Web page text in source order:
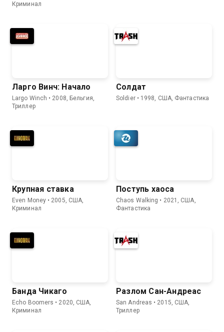
Криминал
Ларго Винч: Начало
Largo Winch • 2008, Бельгия,
Триллер
Солдат
Soldier • 1998, США, Фантастика
Крупная ставка
Even Money • 2005, США,
Криминал
Поступь хаоса
Chaos Walking • 2021, США,
Фантастика
Банда Чикаго
Echo Boomers • 2020, США,
Криминал
Разлом Сан-Андреас
San Andreas • 2015, США,
Триллер